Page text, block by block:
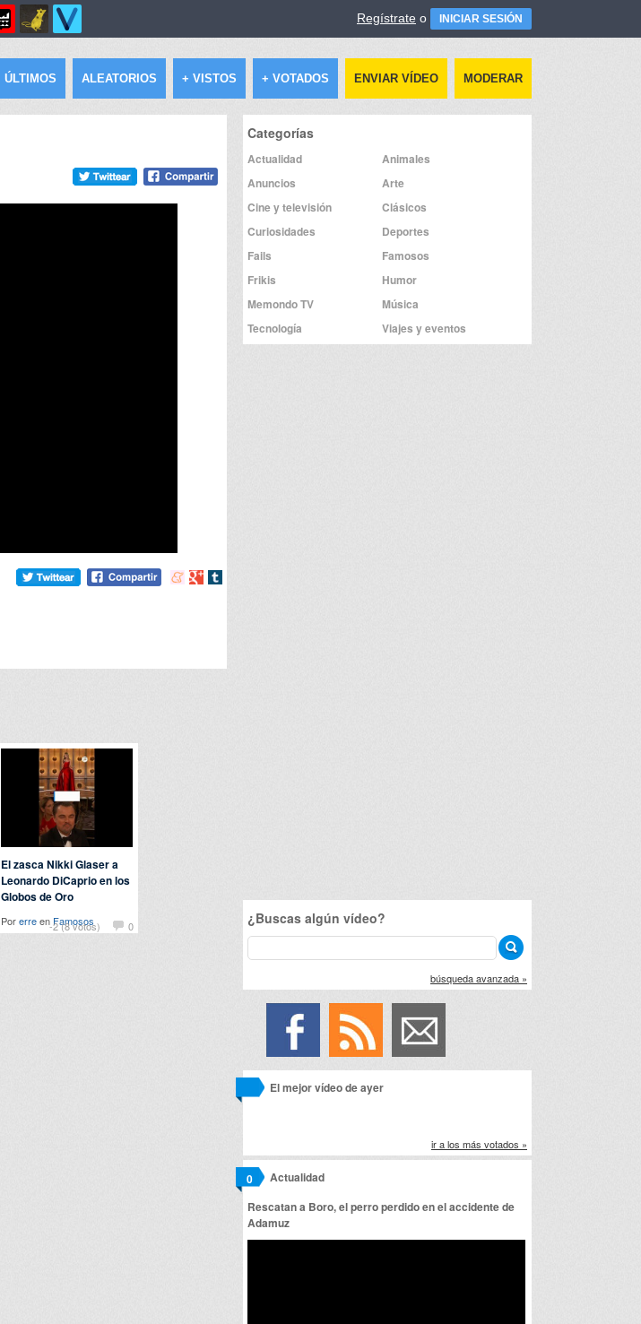
Regístrate o INICIAR SESIÓN
ÚLTIMOS ALEATORIOS + VISTOS + VOTADOS ENVIAR VÍDEO MODERAR
Compartir
Compartir
Compartir
-2 (8 votos) 0
El zasca Nikki Glaser a
Leonardo DiCaprio en los
Globos de Oro
Porerreen Famosos
Categorías
Actualidad
Animales
Anuncios
Arte
Cine y televisión
Clásicos
Curiosidades
Deportes
Fails
Famosos
Frikis
Humor
Memondo TV
Música
Tecnología
Viajes y eventos
¿Buscas algún vídeo?
búsqueda avanzada »
El mejor vídeo de ayer
ir a los más votados »
Actualidad
0
Rescatan a Boro, el perro perdido en el accidente de
Adamuz